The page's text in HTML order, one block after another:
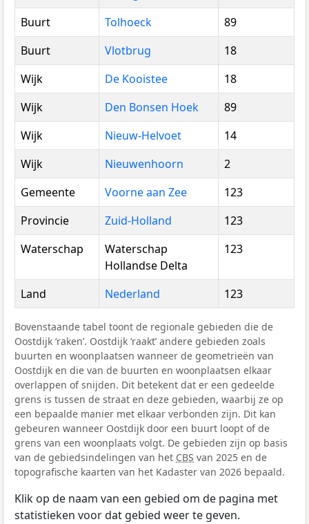
Buurt
Tolhoeck
89
Buurt
Vlotbrug
18
Wijk
De Kooistee
18
Wijk
Den Bonsen Hoek
89
Wijk
Nieuw-Helvoet
14
Wijk
Nieuwenhoorn
2
Gemeente
Voorne aan Zee
123
Provincie
Zuid-Holland
123
Waterschap
Waterschap
Hollandse Delta
123
Land Nederland 123
Bovenstaande tabel toont de regionale gebieden die de
Oostdijk ‘raken’. Oostdijk ‘raakt’ andere gebieden zoals
buurten en woonplaatsen wanneer de geometrieën van
Oostdijk en die van de buurten en woonplaatsen elkaar
overlappen of snijden. Dit betekent dat er een gedeelde
grens is tussen de straat en deze gebieden, waarbij ze op
een bepaalde manier met elkaar verbonden zijn. Dit kan
gebeuren wanneer Oostdijk door een buurt loopt of de
grens van een woonplaats volgt. De gebieden zijn op basis
van de gebiedsindelingen van het CBS van 2025 en de
topografische kaarten van het Kadaster van 2026 bepaald.
Klik op de naam van een gebied om de pagina met
statistieken voor dat gebied weer te geven.